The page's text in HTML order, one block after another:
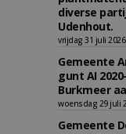
diverse
Udenhout.
vrijdag 31 juli 2026
Gemeente
gunt AI
Burkmeer
woensdag 29 juli
Gemeente